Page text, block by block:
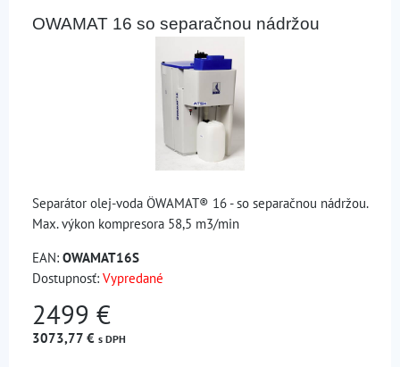
OWAMAT 16 so separačnou nádržou
Separátor olej-voda ÖWAMAT® 16 - so separačnou nádržou.
Max. výkon kompresora 58,5 m3/min
EAN: OWAMAT16S
Dostupnosť: Vypredané
2499 €
3073,77 € s DPH